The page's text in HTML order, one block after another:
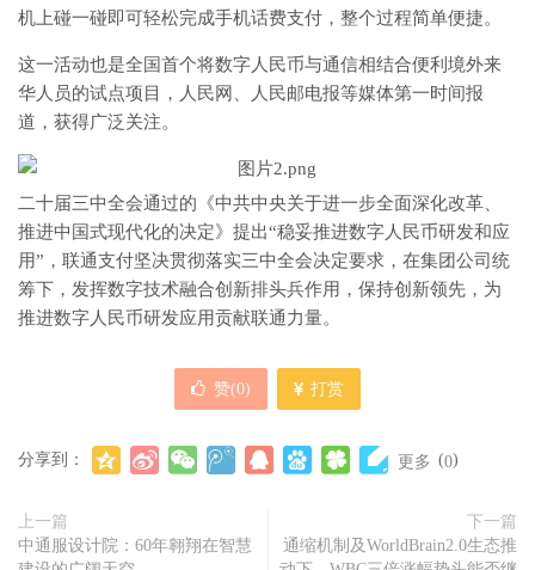
机上碰一碰即可轻松完成手机话费支付，整个过程简单便捷。
这一活动也是全国首个将数字人民币与通信相结合便利境外来
华人员的试点项目，人民网、人民邮电报等媒体第一时间报
道，获得广泛关注。
二十届三中全会通过的《中共中央关于进一步全面深化改革、
推进中国式现代化的决定》提出“稳妥推进数字人民币研发和应
用”，联通支付坚决贯彻落实三中全会决定要求，在集团公司统
筹下，发挥数字技术融合创新排头兵作用，保持创新领先，为
推进数字人民币研发应用贡献联通力量。
赞(0) 打赏
分享到： 更多 (0)
上一篇
中通服设计院：60年翱翔在智慧
下一篇
通缩机制及WorldBrain2.0生态推